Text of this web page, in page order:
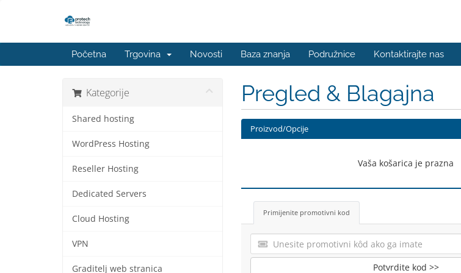
Početna Trgovina Novosti Baza znanja Podružnice Kontaktirajte nas
Kategorije
Shared hosting
WordPress Hosting
Reseller Hosting
Dedicated Servers
Cloud Hosting
VPN
Graditelj web stranica
Pregled & Blagajna
Proizvod/Opcije
Vaša košarica je prazna
Primijenite promotivni kod
Potvrdite kod >>